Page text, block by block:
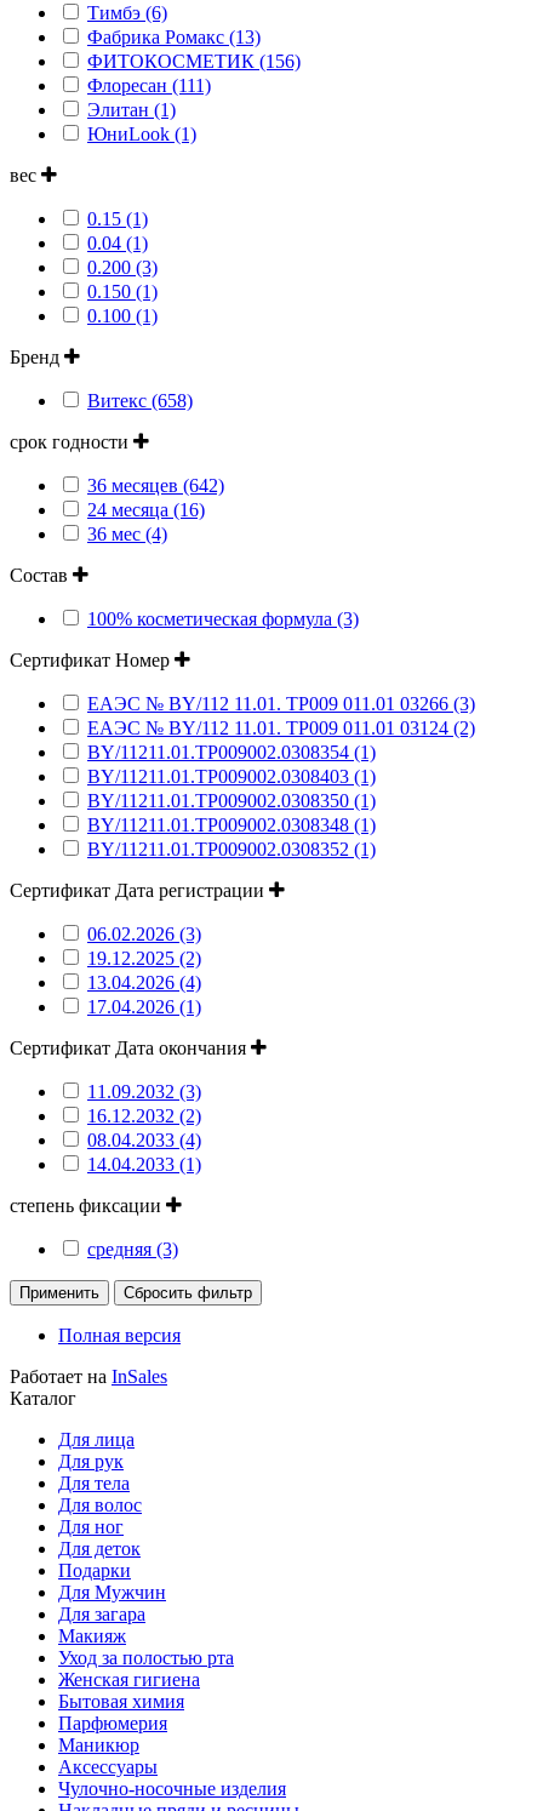
Тимбэ (6)
Фабрика Ромакс (13)
ФИТОКОСМЕТИК (156)
Флоресан (111)
Элитан (1)
ЮниLook (1)
вес
0.15 (1)
0.04 (1)
0.200 (3)
0.150 (1)
0.100 (1)
Бренд
Витекс (658)
срок годности
36 месяцев (642)
24 месяца (16)
36 мес (4)
Состав
100% косметическая формула (3)
Сертификат Номер
ЕАЭС № BY/112 11.01. ТР009 011.01 03266 (3)
ЕАЭС № BY/112 11.01. ТР009 011.01 03124 (2)
BY/11211.01.ТР009002.0308354 (1)
BY/11211.01.ТР009002.0308403 (1)
BY/11211.01.ТР009002.0308350 (1)
BY/11211.01.ТР009002.0308348 (1)
BY/11211.01.ТР009002.0308352 (1)
Сертификат Дата регистрации
06.02.2026 (3)
19.12.2025 (2)
13.04.2026 (4)
17.04.2026 (1)
Сертификат Дата окончания
11.09.2032 (3)
16.12.2032 (2)
08.04.2033 (4)
14.04.2033 (1)
степень фиксации
средняя (3)
Применить Сбросить фильтр
Полная версия
Работает на InSales
Каталог
Для лица
Для рук
Для тела
Для волос
Для ног
Для деток
Подарки
Для Мужчин
Для загара
Макияж
Уход за полостью рта
Женская гигиена
Бытовая химия
Парфюмерия
Маникюр
Аксессуары
Чулочно-носочные изделия